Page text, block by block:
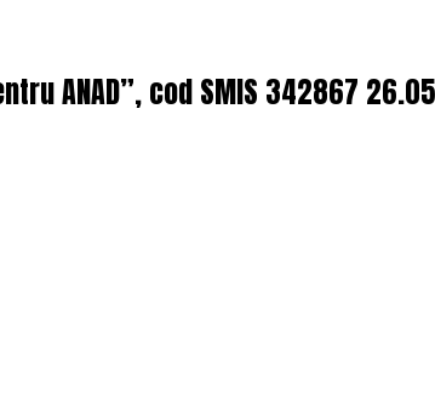
ANAD”, cod SMIS 342867